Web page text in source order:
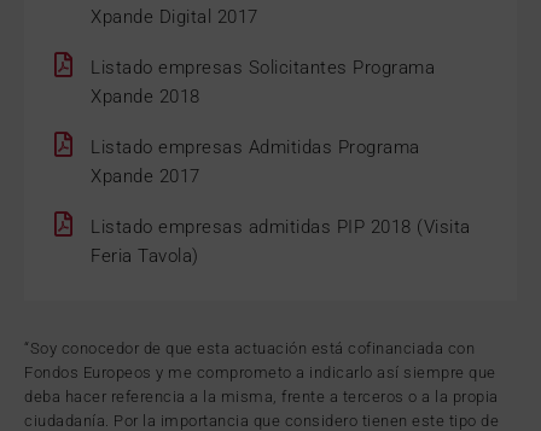
Xpande Digital 2017
Listado empresas Solicitantes Programa
Xpande 2018
Listado empresas Admitidas Programa
Xpande 2017
Listado empresas admitidas PIP 2018 (Visita
Feria Tavola)
“Soy conocedor de que esta actuación está cofinanciada con
Fondos Europeos y me comprometo a indicarlo así siempre que
deba hacer referencia a la misma, frente a terceros o a la propia
ciudadanía. Por la importancia que considero tienen este tipo de